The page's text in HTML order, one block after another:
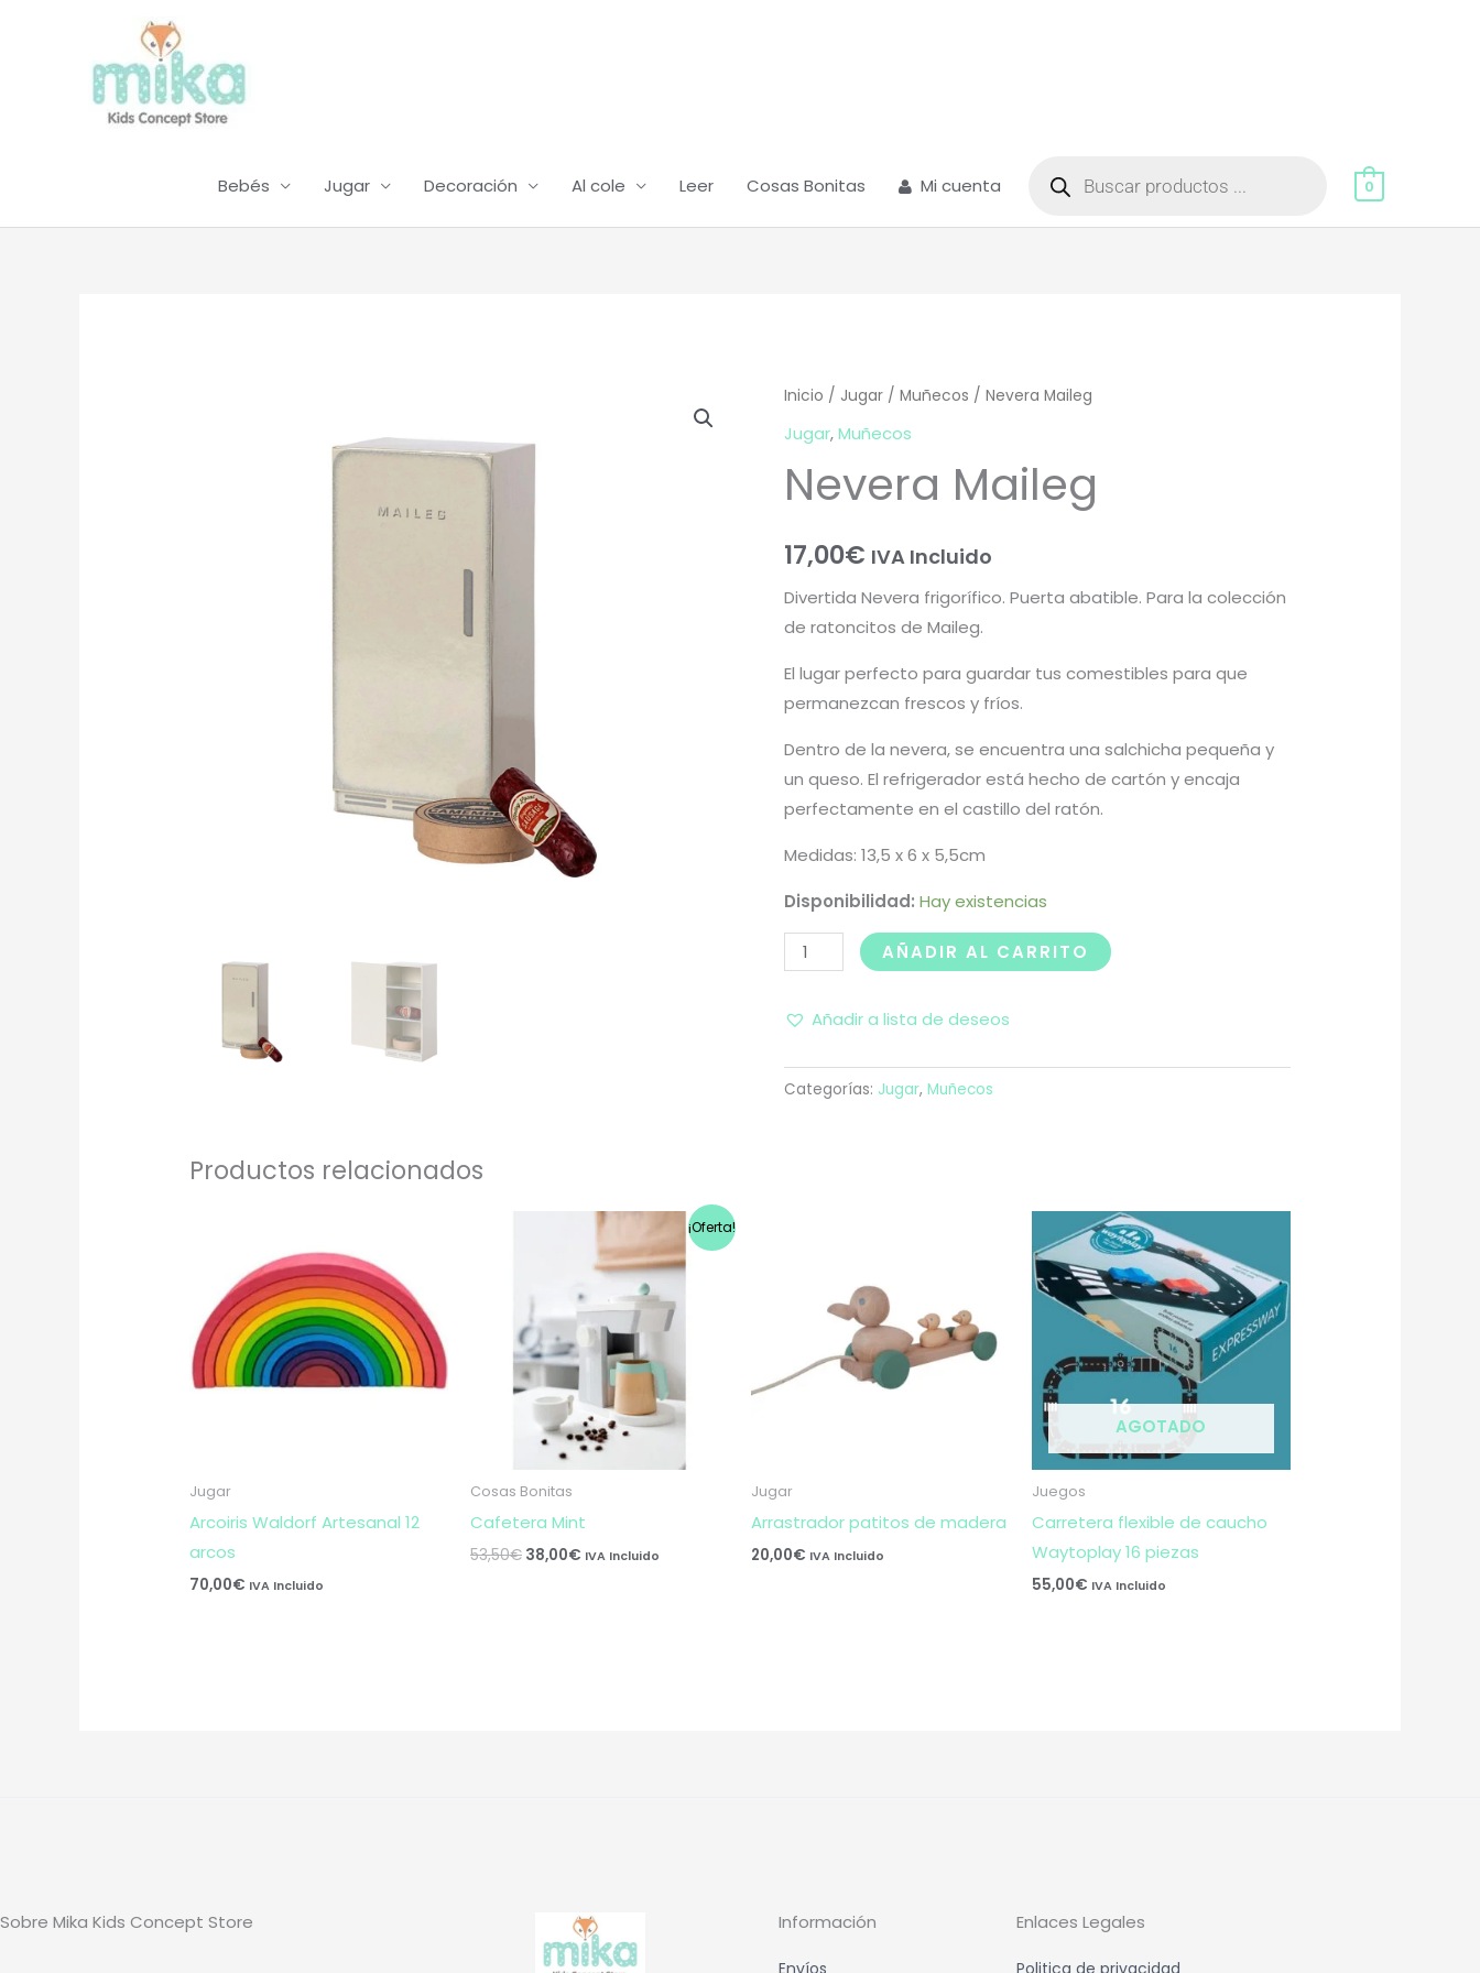
Bebés Jugar Decoración Al cole Leer Cosas Bonitas Mi cuenta productos 0
Inicio / Jugar / Muñecos / Nevera Maileg
Jugar,Muñecos
Nevera Maileg
17,00€ IVA Incluido
Divertida Nevera frigorífico. Puerta abatible. Para la colección
de ratoncitos de Maileg.
El lugar perfecto para guardar tus comestibles para que
permanezcan frescos y fríos.
Dentro de la nevera, se encuentra una salchicha pequeña y
un queso. El refrigerador está hecho de cartón y encaja
perfectamente en el castillo del ratón.
Medidas: 13,5 x 6 x 5,5cm
Disponibilidad: Hay existencias
Nevera
Maileg
AÑADIR AL CARRITO
Añadir a lista de deseos
Categorías: Jugar, Muñecos
Productos relacionados
Jugar
Arcoiris Waldorf Artesanal 12
arcos
70,00€ IVA Incluido
¡Oferta!
Cosas Bonitas
Cafetera Mint
53,50€
53,50€.
38,00€
precio
actual
es:
38,00€.
IVA Incluido
Jugar
Arrastrador patitos de madera
20,00€ IVA Incluido
AGOTADO
Juegos
Carretera flexible de caucho
Waytoplay 16 piezas
55,00€ IVA Incluido
Sobre Mika Kids Concept Store Información
Envíos
Enlaces Legales
Politica de privacidad